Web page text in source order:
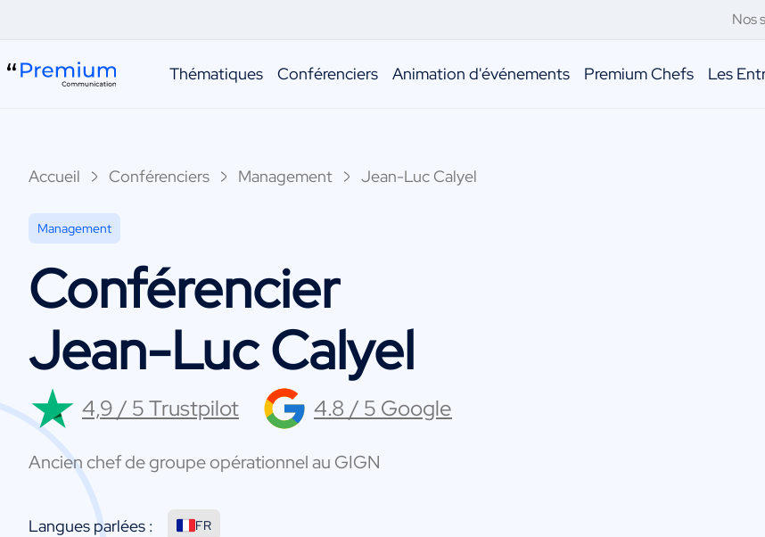
Nos
Thématiques Conférenciers Animation d'événements Premium Chefs Les
Accueil Conférenciers Management Jean-Luc Calyel
Management
Conférencier
Jean-Luc Calyel
4,9 / 5 Trustpilot 4.8 / 5 Google
Ancien chef de groupe opérationnel au GIGN
Langues parlées : FR